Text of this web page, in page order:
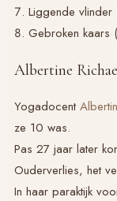
Liggende vlinder
Gebroken kaars (
Albertine
Yogadocent
ze 10 was.
Pas 27 jaar later
Ouderverlies, het
In haar paraktijk